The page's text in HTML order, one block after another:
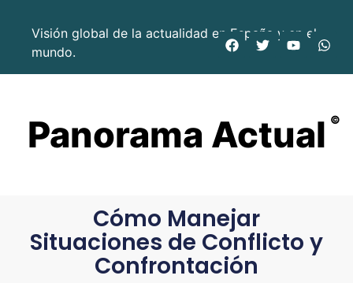
Visión global de la actualidad en España y en el
mundo.
Panorama Actual ©
Cómo Manejar
Situaciones de Conflicto y
Confrontación